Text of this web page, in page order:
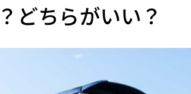
どちらがいい？